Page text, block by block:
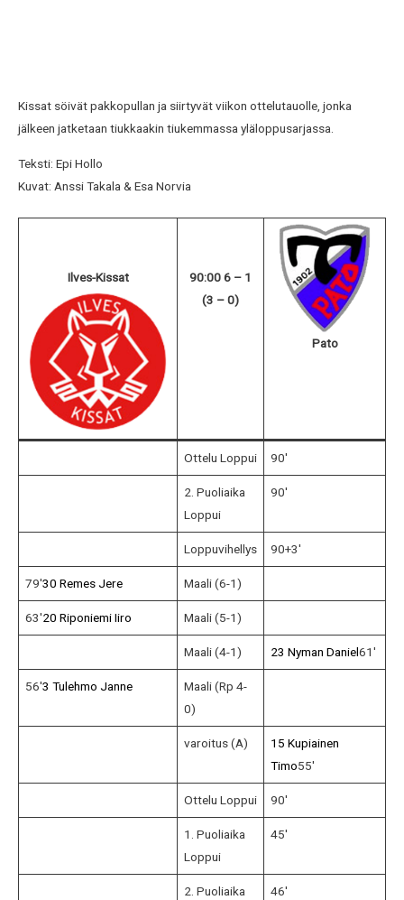
Kissat söivät pakkopullan ja siirtyvät viikon ottelutauolle, jonka
jälkeen jatketaan tiukkaakin tiukemmassa yläloppusarjassa.
Teksti: Epi Hollo
Kuvat: Anssi Takala & Esa Norvia
Ilves-Kissat
90:00 6 – 1
(3 – 0)
Pato
Ottelu Loppui 90′
2. Puoliaika
Loppui
90′
Loppuvihellys 90+3′
79′30 Remes Jere Maali (6-1)
63′20 Riponiemi Iiro Maali (5-1)
Maali (4-1) 23 Nyman Daniel61′
56′3 Tulehmo Janne
Maali (Rp 4-
0)
varoitus (A)
15 Kupiainen
Timo55′
Ottelu Loppui 90′
1. Puoliaika
Loppui
45′
2. Puoliaika
46′